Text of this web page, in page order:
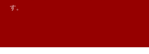
す。